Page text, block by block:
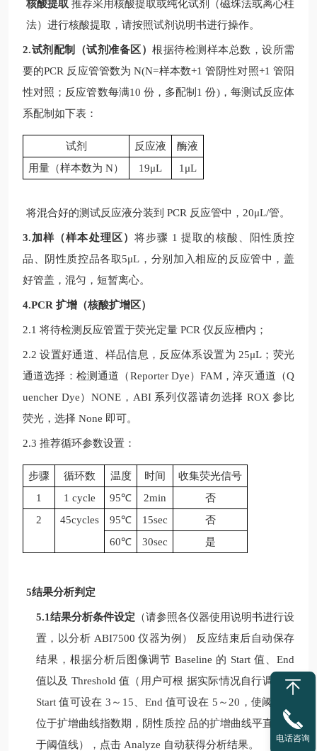
核酸提取 推荐采用核酸提取或纯化试剂（磁珠法或离心柱
法）进行核酸提取，请按照试剂说明书进行操作。
2.试剂配制（试剂准备区） 根据待检测样本总数，设所需
要的PCR 反应管管数为 N(N=样本数+1管阴性对照+1 管阳
性对照；反应管数每满10 份，多配制 1份)，每测试反应体
系配制如下表：
试剂 反应液
酶液
用量（样本数为 N） 19μL 1μL
将混合好的测试反应液分装到 PCR 反应管中， 20μL/管。
3.加样（样本处理区） 将步骤 1提取的核酸、阳性质控
品、阴性质控品各取5μL ，分别加入相应的反应管中，盖
好管盖，混匀，短暂离心。
4.PCR 扩增（核酸扩增区）
2.1 将待检测反应管置于荧光定量 PCR 仪反应槽内；
2.2 设置好通道、样品信息，反应体系设置为 25μL ；荧光
通道选择：检测通道（Reporter Dye） FAM，淬灭通道（Q
uencher Dye）NONE ， ABI 系列仪器请勿选择 ROX参比
荧光，选择 None 即可。
2.3 推荐循环参数设置：
步骤 循环数 温度 时间
收集荧光信号
1
1 cycle 95℃ 2min
否
2
45cycles 95℃ 15sec
否
60℃
30sec 是
5结果分析判定
5.1结果分析条件设定 （请参照各仪器使用说明书进行设
置，以分析 ABI7500仪器为例）
反应结束后自动保存
结果，根据分析后图像调节Baseline 的 Start值、End
值以及 Threshold值（用户可根 据实际情况自行调整，
Start值可设在 3 ～ 15 End 值可设在 5 ～ 20 ，使阈值线
位于扩增曲线指数期，阴性质控品的扩增曲线平直或低
于阈值线），点击 Analyze 自动获得分析结果。
电话咨询